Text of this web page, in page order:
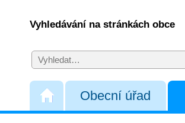
Vyhledávání na stránkách obce
Obecní úřad